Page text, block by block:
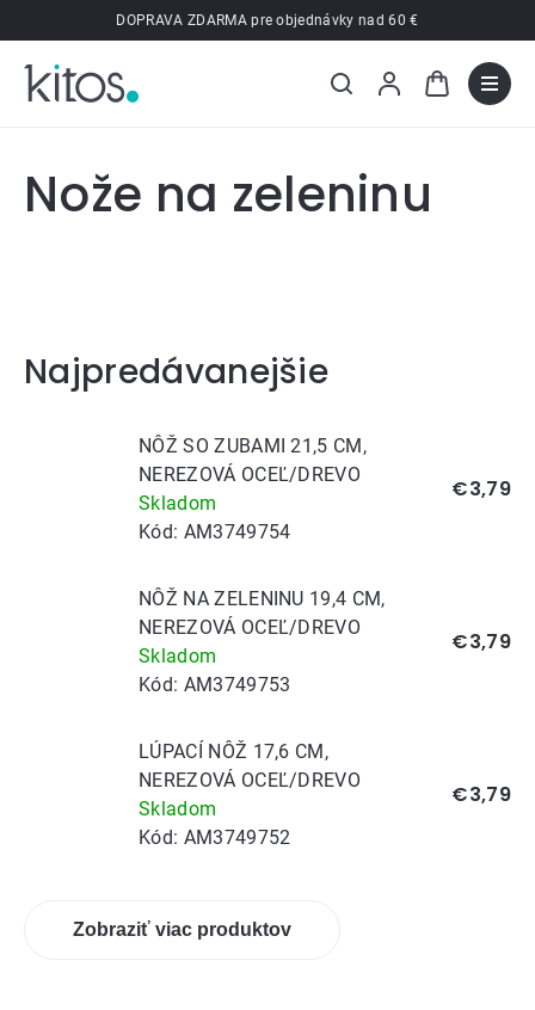
na
obsah
DOPRAVA ZDARMA pre objednávky nad 60 €
Nože na zeleninu
Najpredávanejšie
NÔŽ SO ZUBAMI 21,5 CM,
NEREZOVÁ OCEĽ/DREVO
Skladom
Kód: AM3749754
€3,79
NÔŽ NA ZELENINU 19,4 CM,
NEREZOVÁ OCEĽ/DREVO
Skladom
Kód: AM3749753
€3,79
LÚPACÍ NÔŽ 17,6 CM,
NEREZOVÁ OCEĽ/DREVO
Skladom
Kód: AM3749752
€3,79
Zobraziť viac produktov